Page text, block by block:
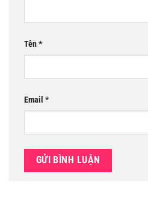
Tên*
Email *